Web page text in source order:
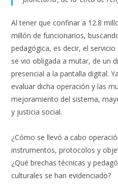
Al tener que confinar a 12.8
millón de funcionarios,
pedagógica, es decir, el
se vio obligada a mutar, de un
presencial a la pantalla digital.
evaluar dicha operación y las
mejoramiento del sistema,
y justicia social.
¿Cómo se llevó a cabo
instrumentos, protocolos y
¿Qué brechas técnicas y
culturales se han evidenciado?